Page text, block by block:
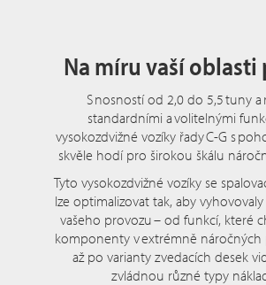
Na míru vaší
S nosností od 2,0 do 5,5 tuny a
standardními a volitelnými
vysokozdvižné vozíky řady C-G s
skvěle hodí pro širokou škálu
Tyto vysokozdvižné vozíky se
lze optimalizovat tak, aby
vašeho provozu – od funkcí, které
komponenty v extrémně náročných
až po varianty zvedacích desek
zvládnou různé typy